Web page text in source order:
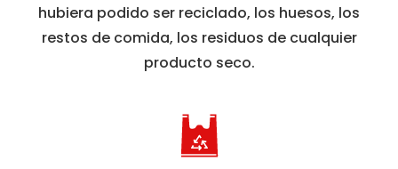
hubiera podido ser reciclado, los huesos, los
restos de comida, los residuos de cualquier
producto seco.